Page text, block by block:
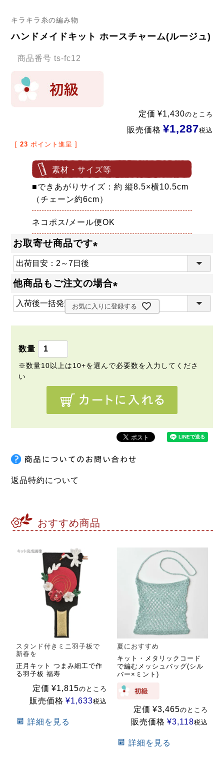
キラキラ糸の編み物
ハンドメイドキット ホースチャーム(ルージュ)
商品番号 ts-fc12
定価 ¥1,430のところ
販売価格 ¥1,287税込
[ 23 ポイント進呈 ]
素材・サイズ等
■できあがりサイズ：約 縦8.5×横10.5cm
（チェーン約6cm）
ネコポス/メール便OK
お取寄せ商品です
必
)
他商品もご注文の場合
(
お気に入りに登録する
返品特約について
おすすめ商品
スタンド付きミニ羽子板で
新春を
正月キット つまみ細工で作
る羽子板 福寿
定価 ¥1,815のところ
販売価格 ¥1,633税込
詳細を見る
夏におすすめ
キット・メタリックコード
で編むメッシュバッグ(シル
バー×ミント)
定価 ¥3,465のところ
販売価格 ¥3,118税込
詳細を見る